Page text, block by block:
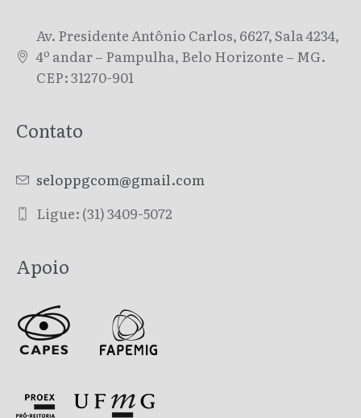
Av. Presidente Antônio Carlos, 6627, Sala 4234,
4º andar – Pampulha, Belo Horizonte – MG.
CEP: 31270-901
Contato
seloppgcom@gmail.com
Ligue: (31) 3409-5072
Apoio